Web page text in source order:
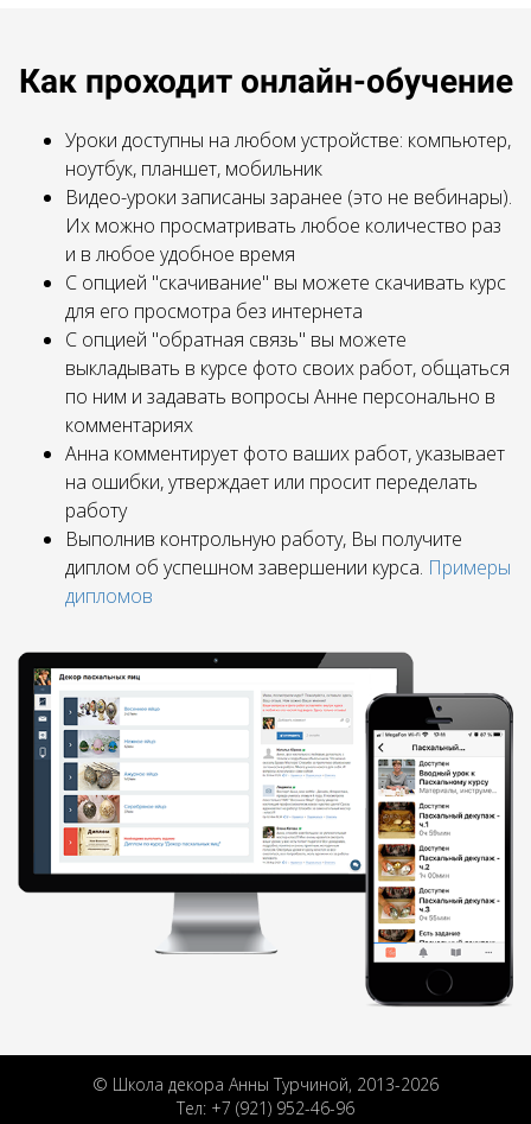
Как проходит онлайн-обучение
Уроки доступны на любом устройстве: компьютер,
ноутбук, планшет, мобильник
Видео-уроки записаны заранее (это не вебинары).
Их можно просматривать любое количество раз
и в любое удобное время
С опцией "скачивание" вы можете скачивать курс
для его просмотра без интернета
С опцией "обратная связь" вы можете
выкладывать в курсе фото своих работ, общаться
по ним и задавать вопросы Анне персонально в
комментариях
Анна комментирует фото ваших работ, указывает
на ошибки, утверждает или просит переделать
работу
Выполнив контрольную работу, Вы получите
диплом об успешном завершении курса. Примеры
дипломов
© Школа декора Анны Турчиной, 2013-2026
Тел: +7 (921) 952-46-96